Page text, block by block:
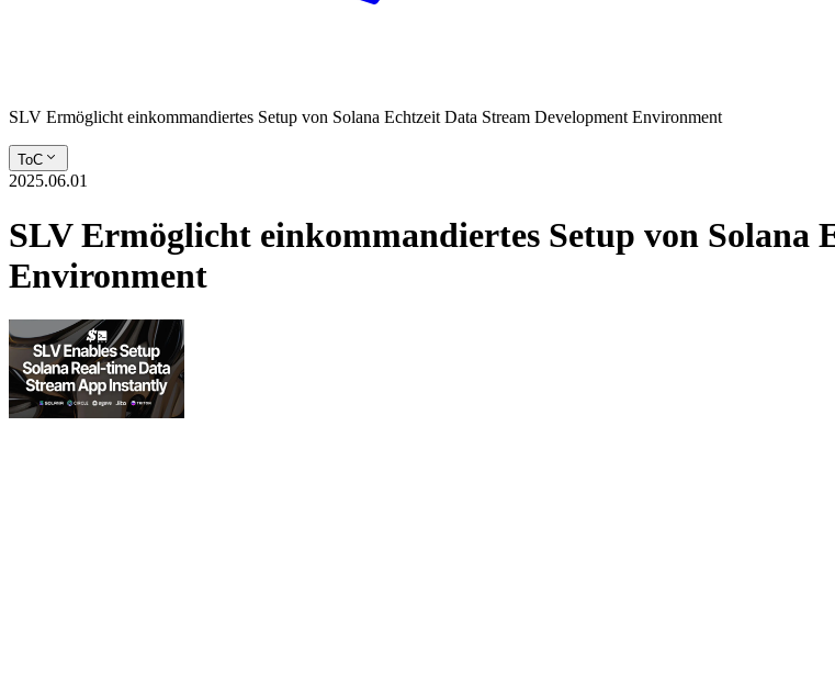
SLV Ermöglicht einkommandiertes Setup von Solana Echtzeit Data Stream Development Environment
ToC
2025.06.01
SLV Ermöglicht einkommandiertes Setup von Solana
Environment